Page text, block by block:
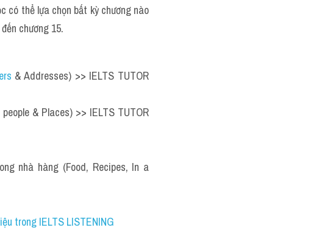
có thể lựa chọn bất kỳ chương nào
chương 15.
& Addresses) >> IELTS TUTOR
& Places) >> IELTS TUTOR
nhà hàng (Food, Recipes, In a
trong IELTS LISTENING